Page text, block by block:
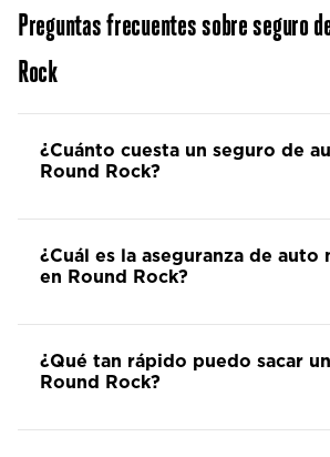
Preguntas frecuentes sobre seguro
Rock
¿Cuánto cuesta un seguro de
Round Rock?
¿Cuál es la aseguranza de auto
en Round Rock?
¿Qué tan rápido puedo sacar
Round Rock?